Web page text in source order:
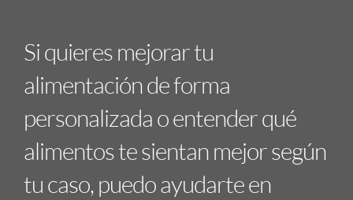
Si quieres mejorar tu
alimentación de forma
personalizada o entender qué
alimentos te sientan mejor según
tu caso, puedo ayudarte en